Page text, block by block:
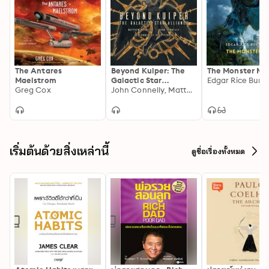
The Antares
Maelstrom
Greg Cox
Beyond Kuiper: The
Galactic Star
Alliance: A Beyond John Connelly, Matthew Medney
The Monster
Edgar Rice
เริ่มต้นด้วยสิ่งเหล่านี้ ดูชื่อเรื่องทั้งหมด